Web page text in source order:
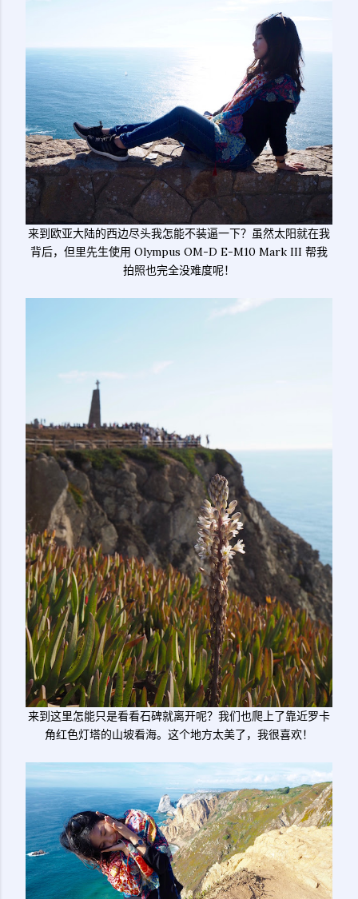
来到欧亚大陆的西边尽头我怎能不装逼一下？虽然太阳就在我
背后，但里先生使用 Olympus OM-D E-M10 Mark III 帮我
拍照也完全没难度呢！
来到这里怎能只是看看石碑就离开呢？我们也爬上了靠近罗卡
角红色灯塔的山坡看海。这个地方太美了，我很喜欢！